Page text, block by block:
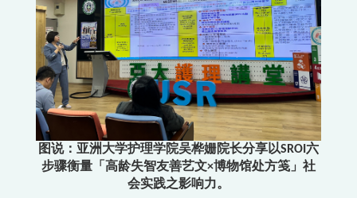
图说：亚洲大学护理学院吴桦姗院长分享以SROI六
步骤衡量「高龄失智友善艺文×博物馆处方笺」社
会实践之影响力。